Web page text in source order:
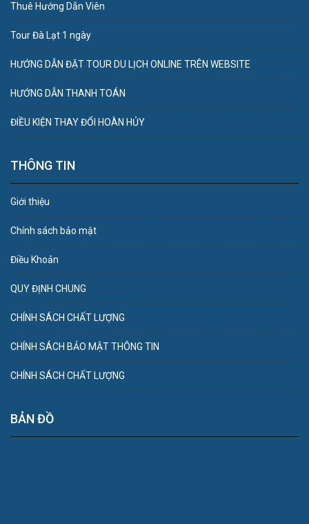
Thuê Hướng Dẫn Viên
Tour Đà Lạt 1 ngày
HƯỚNG DẪN ĐẶT TOUR DU LỊCH ONLINE TRÊN WEBSITE
HƯỚNG DẪN THANH TOÁN
ĐIỀU KIỆN THAY ĐỔI HOÀN HỦY
THÔNG TIN
Giới thiệu
Chính sách bảo mật
Điều Khoản
QUY ĐỊNH CHUNG
CHÍNH SÁCH CHẤT LƯỢNG
CHÍNH SÁCH BẢO MẬT THÔNG TIN
CHÍNH SÁCH CHẤT LƯỢNG
BẢN ĐỒ